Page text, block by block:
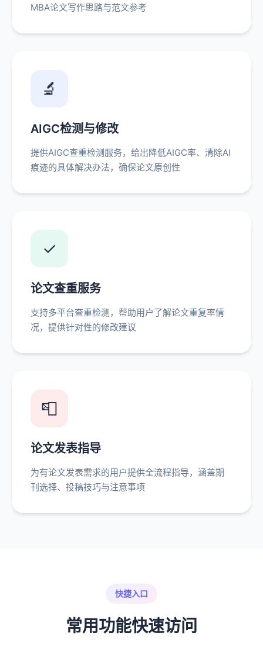
MBA论文写作思路与范文参考
🔬
AIGC检测与修改
提供AIGC查重检测服务，给出降低AIGC率、清除AI
痕迹的具体解决办法，确保论文原创性
✓
论文查重服务
支持多平台查重检测，帮助用户了解论文重复率情
况，提供针对性的修改建议
📮
论文发表指导
为有论文发表需求的用户提供全流程指导，涵盖期
刊选择、投稿技巧与注意事项
快捷入口
常用功能快速访问